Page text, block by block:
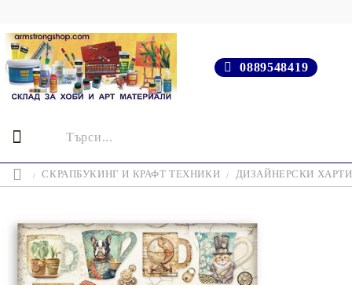
0889548419
СКРАПБУКИНГ И КРАФТ ТЕХНИКИ ДИЗАЙНЕРСКИ